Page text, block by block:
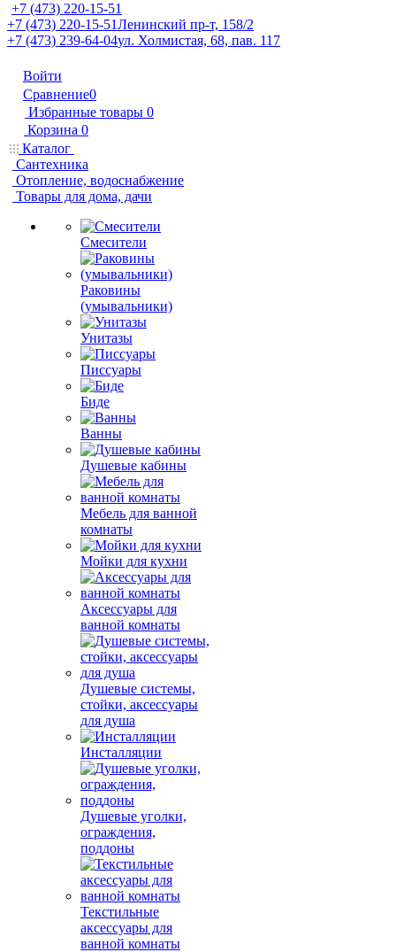
+7 (473) 220-15-51
+7 (473) 220-15-51Ленинский пр-т, 158/2
+7 (473) 239-64-04ул. Холмистая, 68, пав. 117
Войти
Сравнение0
Избранные товары 0
Корзина 0
Каталог
Сантехника
Отопление, водоснабжение
Товары для дома, дачи
Смесители
Раковины
(умывальники)
Унитазы
Писсуары
Биде
Ванны
Душевые кабины
Мебель для ванной
комнаты
Мойки для кухни
Аксессуары для
ванной комнаты
Душевые системы,
стойки, аксессуары
для душа
Инсталляции
Душевые уголки,
ограждения,
поддоны
Текстильные
аксессуары для
ванной комнаты